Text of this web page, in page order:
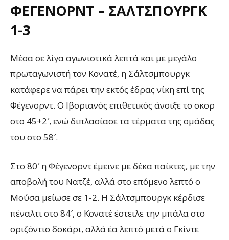
ΦΈΓΕΝΟΡΝΤ – ΣΆΛΤΣΠΟΥΡΓΚ
1-3
Μέσα σε λίγα αγωνιστικά λεπτά και με μεγάλο
πρωταγωνιστή τον Κονατέ, η Σάλτσμπουργκ
κατάφερε να πάρει την εκτός έδρας νίκη επί της
Φέγενορντ. Ο Ιβοριανός επιθετικός άνοιξε το σκορ
στο 45+2′, ενώ διπλασίασε τα τέρματα της ομάδας
του στο 58′.
Στο 80′ η Φέγενορντ έμεινε με δέκα παίκτες, με την
αποβολή του Νατζέ, αλλά στο επόμενο λεπτό ο
Μούσα μείωσε σε 1-2. Η Σάλτσμπουργκ κέρδισε
πέναλτι στο 84′, ο Κονατέ έστειλε την μπάλα στο
οριζόντιο δοκάρι, αλλά έα λεπτό μετά ο Γκίντε